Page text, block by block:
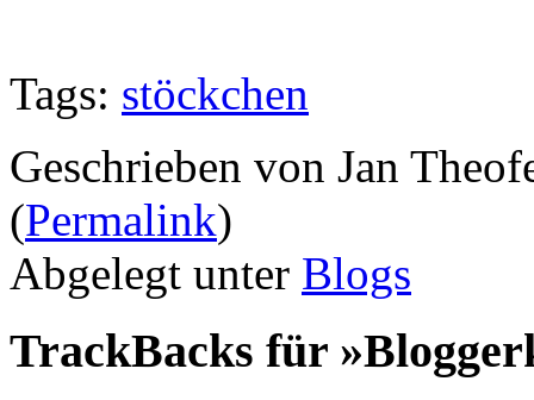
Tags: stöckchen
Geschrieben von Jan
(Permalink)
Abgelegt unter Blogs
TrackBacks für